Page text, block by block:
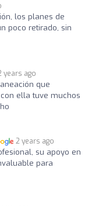
los planes de
poco retirado, sin
years ago
que
ella tuve muchos
2 years ago
su apoyo en
para